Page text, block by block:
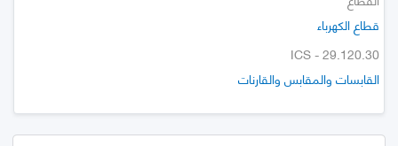
قطاع الكهرباء
ICS - 29.120.30
القابسات والمقابس والقارنات